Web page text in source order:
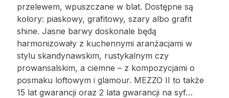
przelewem, wpuszczane w blat. Dostępne są
kolory: piaskowy, grafitowy, szary albo grafit
shine. Jasne barwy doskonale będą
harmonizowały z kuchennymi aranżacjami w
stylu skandynawskim, rustykalnym czy
prowansalskim, a ciemne – z kompozycjami o
posmaku loftowym i glamour. MEZZO II to także
15 lat gwarancji oraz 2 lata gwarancji na syf…